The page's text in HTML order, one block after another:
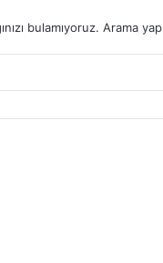
bulamıyoruz. Arama